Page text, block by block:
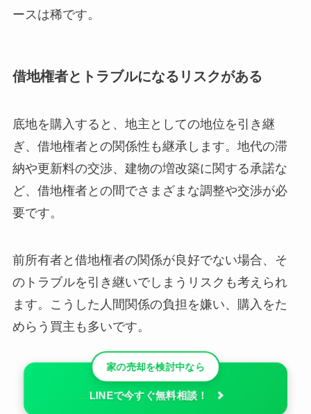
ースは稀です。
借地権者とトラブルになるリスクがある
底地を購入すると、地主としての地位を引き継
ぎ、借地権者との関係性も継承します。地代の滞
納や更新料の交渉、建物の増改築に関する承諾な
ど、借地権者との間でさまざまな調整や交渉が必
要です。
前所有者と借地権者の関係が良好でない場合、そ
のトラブルを引き継いでしまうリスクも考えられ
ます。こうした人間関係の負担を嫌い、購入をた
めらう買主も多いです。
家の売却を検討中なら
LINEで今すぐ無料相談！